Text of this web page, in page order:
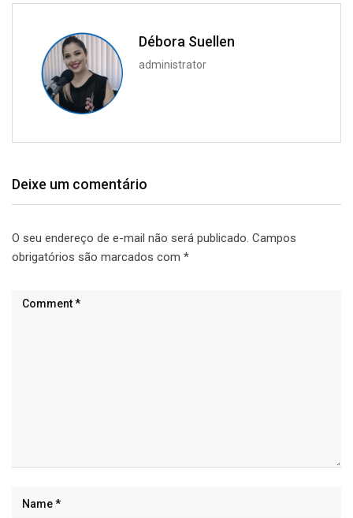
Débora Suellen
administrator
Deixe um comentário
O seu endereço de e-mail não será publicado. Campos
obrigatórios são marcados com *